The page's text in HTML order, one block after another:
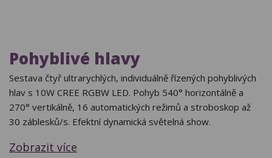
Pohyblivé hlavy
Sestava čtyř ultrarychlých, individuálně řízených pohyblivých
hlav s 10W CREE RGBW LED. Pohyb 540° horizontálně a
270° vertikálně, 16 automatických režimů a stroboskop až
30 záblesků/s. Efektní dynamická světelná show.
Zobrazit více